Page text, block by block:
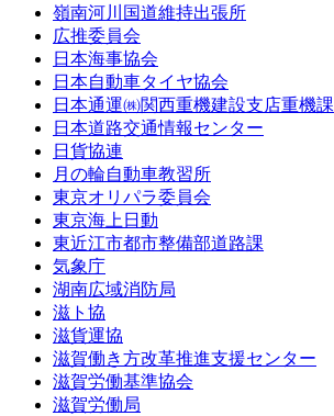
嶺南河川国道維持出張所
広推委員会
日本海事協会
日本自動車タイヤ協会
日本通運㈱関西重機建設支店重機課
日本道路交通情報センター
日貨協連
月の輪自動車教習所
東京オリパラ委員会
東京海上日動
東近江市都市整備部道路課
気象庁
湖南広域消防局
滋ト協
滋貨運協
滋賀働き方改革推進支援センター
滋賀労働基準協会
滋賀労働局